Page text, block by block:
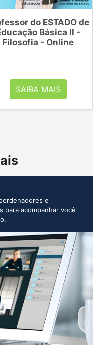
do ESTADO de
Básica II -
Filosofia - Online
SAIBA MAIS
e
para acompanhar você